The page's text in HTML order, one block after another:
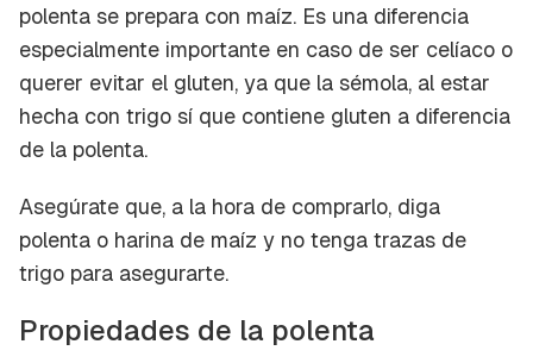
polenta se prepara con maíz. Es una diferencia
especialmente importante en caso de ser celíaco o
querer evitar el gluten, ya que la sémola, al estar
hecha con trigo sí que contiene gluten a diferencia
de la polenta.
Asegúrate que, a la hora de comprarlo, diga
polenta o harina de maíz y no tenga trazas de
trigo para asegurarte.
Propiedades de la polenta